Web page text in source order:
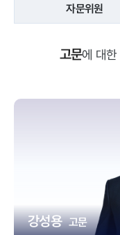
자문위원
고문에 대한
강성용 고문